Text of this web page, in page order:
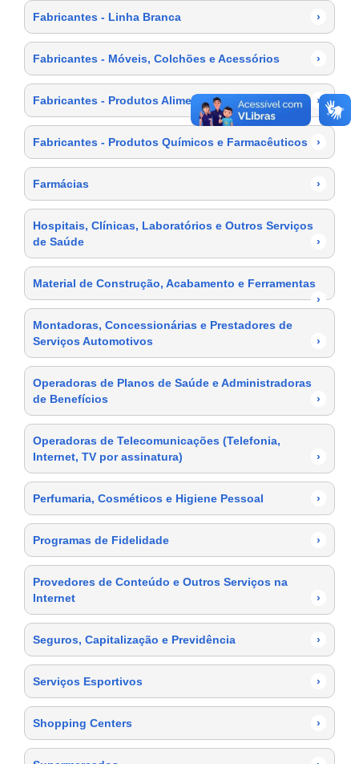
Fabricantes - Linha Branca ›
Fabricantes - Móveis, Colchões e Acessórios ›
Fabricantes - Produtos Alimentícios ›
Fabricantes - Produtos Químicos e Farmacêuticos ›
Farmácias ›
Hospitais, Clínicas, Laboratórios e Outros Serviços
de Saúde
›
Material de Construção, Acabamento e Ferramentas
›
Montadoras, Concessionárias e Prestadores de
Serviços Automotivos
›
Operadoras de Planos de Saúde e Administradoras
de Benefícios
›
Operadoras de Telecomunicações (Telefonia,
Internet, TV por assinatura)
›
Perfumaria, Cosméticos e Higiene Pessoal ›
Programas de Fidelidade ›
Provedores de Conteúdo e Outros Serviços na
Internet
›
Seguros, Capitalização e Previdência ›
Serviços Esportivos ›
Shopping Centers ›